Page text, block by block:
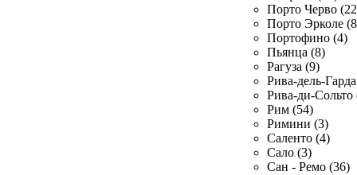
Порто Черво
Порто Эрколе
Портофино (4)
Пьянца (8)
Рагуза (9)
Рива-дель-
Рива-ди-Сольто
Рим (54)
Римини (3)
Саленто (4)
Сало (3)
Сан - Ремо (36)